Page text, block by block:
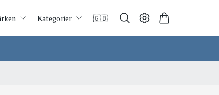
Kategorier 🇬🇧